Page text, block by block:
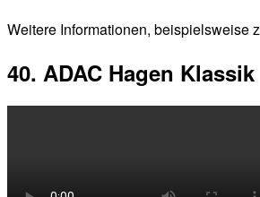
Weitere Informationen, beispielsweise
40. ADAC Hagen Klassik